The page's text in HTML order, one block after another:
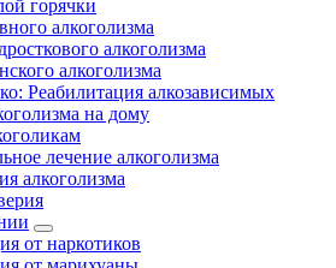
горячки
алкоголизма
алкоголизма
алкоголизма
Реабилитация алкозависимых
на дому
лечение алкоголизма
алкоголизма
от наркотиков